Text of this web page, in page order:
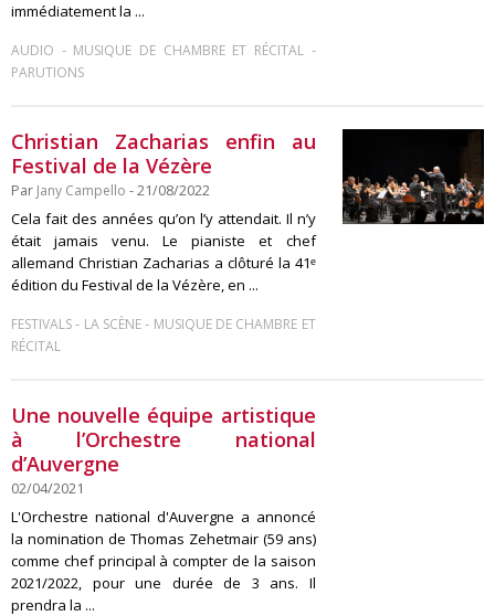
immédiatement la ...
AUDIO - MUSIQUE DE CHAMBRE ET RÉCITAL-
PARUTIONS
Christian Zacharias enfin au
Festival de la Vézère
Par Jany Campello - 21/08/2022
Cela fait des années qu’on l’y attendait. Il n’y
était jamais venu. Le pianiste et chef
allemand Christian Zacharias a clôturé la 41ᵉ
édition du Festival de la Vézère, en ...
FESTIVALS- LA SCÈNE- MUSIQUE DE CHAMBRE ET
RÉCITAL
Une nouvelle équipe artistique
à l’Orchestre national
d’Auvergne
02/04/2021
L'Orchestre national d'Auvergne a annoncé
la nomination de Thomas Zehetmair (59 ans)
comme chef principal à compter de la saison
2021/2022, pour une durée de 3 ans. Il
prendra la ...